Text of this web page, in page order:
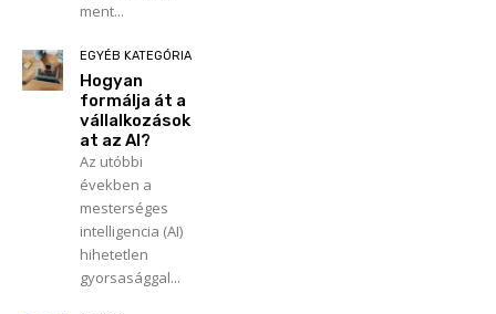
ment...
EGYÉB KATEGÓRIA
Hogyan
formálja át a
vállalkozások
at az AI?
Az utóbbi
években a
mesterséges
intelligencia (AI)
hihetetlen
gyorsasággal...